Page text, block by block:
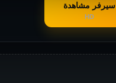
سيرفر مشاهدة
HD